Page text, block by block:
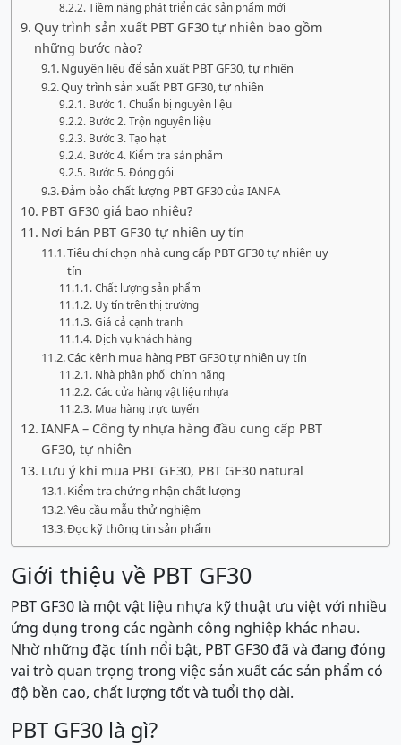
Tiềm năng phát triển các sản phẩm mới
Quy trình sản xuất PBT GF30 tự nhiên bao gồm
những bước nào?
Nguyên liệu để sản xuất PBT GF30, tự nhiên
Quy trình sản xuất PBT GF30, tự nhiên
Bước 1. Chuẩn bị nguyên liệu
Bước 2. Trộn nguyên liệu
Bước 3. Tạo hạt
Bước 4. Kiểm tra sản phẩm
Bước 5. Đóng gói
Đảm bảo chất lượng PBT GF30 của IANFA
PBT GF30 giá bao nhiêu?
Nơi bán PBT GF30 tự nhiên uy tín
Tiêu chí chọn nhà cung cấp PBT GF30 tự nhiên uy
tín
Chất lượng sản phẩm
Uy tín trên thị trường
Giá cả cạnh tranh
Dịch vụ khách hàng
Các kênh mua hàng PBT GF30 tự nhiên uy tín
Nhà phân phối chính hãng
Các cửa hàng vật liệu nhựa
Mua hàng trực tuyến
IANFA – Công ty nhựa hàng đầu cung cấp PBT
GF30, tự nhiên
Lưu ý khi mua PBT GF30, PBT GF30 natural
Kiểm tra chứng nhận chất lượng
Yêu cầu mẫu thử nghiệm
Đọc kỹ thông tin sản phẩm
Giới thiệu về PBT GF30
PBT GF30 là một vật liệu nhựa kỹ thuật ưu việt với nhiều
ứng dụng trong các ngành công nghiệp khác nhau.
Nhờ những đặc tính nổi bật, PBT GF30 đã và đang đóng
vai trò quan trọng trong việc sản xuất các sản phẩm có
độ bền cao, chất lượng tốt và tuổi thọ dài.
PBT GF30 là gì?